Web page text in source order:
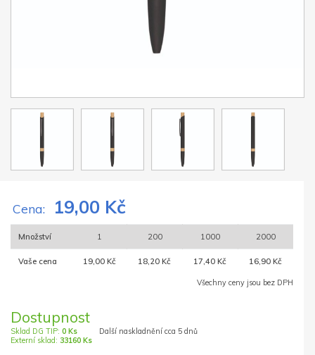
Cena: 19,00 Kč
Množství 1 200 1000 2000
Vaše cena 19,00 Kč 18,20 Kč 17,40 Kč 16,90 Kč
Všechny ceny jsou bez DPH
Dostupnost
Sklad DG TIP: 0 Ks
Externí sklad: 33160 Ks
Další naskladnění cca 5 dnů